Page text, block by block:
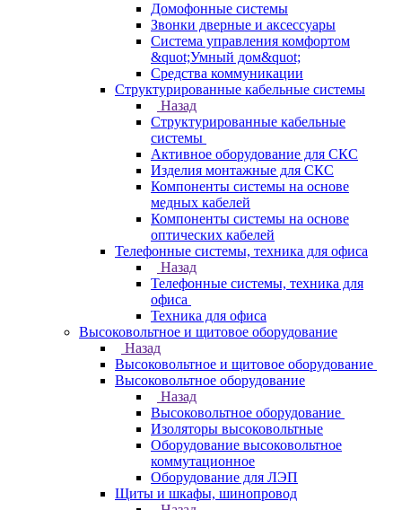
Домофонные системы
Звонки дверные и аксессуары
Система управления комфортом
&quot;Умный дом&quot;
Средства коммуникации
Структурированные кабельные системы
Назад
Структурированные кабельные
системы
Активное оборудование для СКС
Изделия монтажные для СКС
Компоненты системы на основе
медных кабелей
Компоненты системы на основе
оптических кабелей
Телефонные системы, техника для офиса
Назад
Телефонные системы, техника для
офиса
Техника для офиса
Высоковольтное и щитовое оборудование
Назад
Высоковольтное и щитовое оборудование
Высоковольтное оборудование
Назад
Высоковольтное оборудование
Изоляторы высоковольтные
Оборудование высоковольтное
коммутационное
Оборудование для ЛЭП
Щиты и шкафы, шинопровод